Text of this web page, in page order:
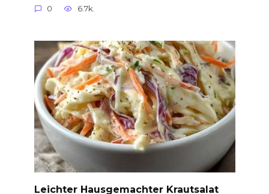
0 6.7k.
Leichter Hausgemachter Krautsalat